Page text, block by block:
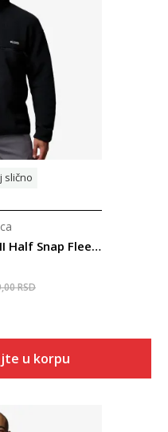
slično
Columbia Helvetia™ II Half Snap Fleece
RSD
u korpu